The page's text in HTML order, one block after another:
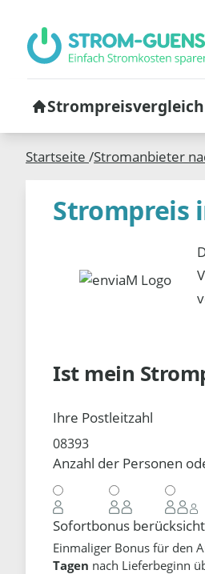
Strompreisvergleich
Startseite /Stromanbieter
Strompreis
Ist mein
Ihre Postleitzahl
Anzahl der Personen
Sofortbonus
Einmaliger Bonus für den
Tagen nach Lieferbeginn